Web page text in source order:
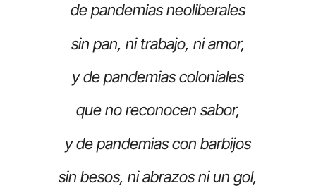
de pandemias neoliberales
sin pan, ni trabajo, ni amor,
y de pandemias coloniales
que no reconocen sabor,
y de pandemias con barbijos
sin besos, ni abrazos ni un gol,